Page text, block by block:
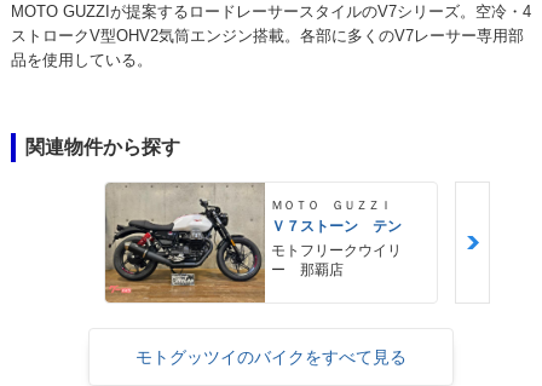
MOTO GUZZIが提案するロードレーサースタイルのV7シリーズ。空冷・4
ストロークV型OHV2気筒エンジン搭載。各部に多くのV7レーサー専用部
品を使用している。
関連物件から探す
ＭＯＴＯ ＧＵＺＺＩ
Ｖ７ストーン テン
モトフリークウイリ
ー 那覇店
モトグッツイのバイクをすべて見る